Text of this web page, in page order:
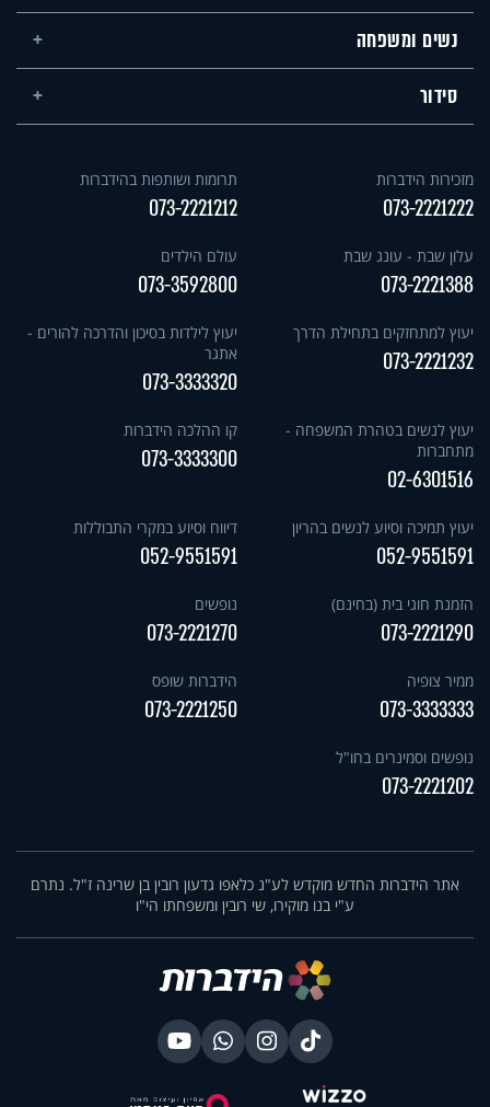
נשים ומשפחה
סידור
מזכירות הידברות
073-2221222
תרומות ושותפות בהידברות
073-2221212
עלון שבת - עונג שבת
073-2221388
עולם הילדים
073-3592800
יעוץ למתחזקים בתחילת הדרך
073-2221232
יעוץ לילדות בסיכון והדרכה להורים -
אתגר
073-3333320
יעוץ לנשים בטהרת המשפחה -
מתחברות
02-6301516
קו ההלכה הידברות
073-3333300
יעוץ תמיכה וסיוע לנשים בהריון
052-9551591
דיווח וסיוע במקרי התבוללות
052-9551591
הזמנת חוגי בית (בחינם)
073-2221290
נופשים
073-2221270
ממיר צופיה
073-3333333
הידברות שופס
073-2221250
נופשים וסמינרים בחו"ל
073-2221202
אתר הידברות החדש מוקדש לע"נ כלאפו גדעון רובין בן שרינה ז"ל. נתרם
ע"י בנו מוקירו, שי רובין ומשפחתו הי"ו